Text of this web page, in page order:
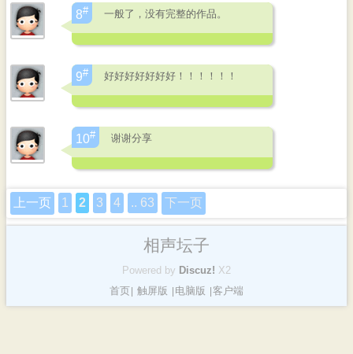
8# 一般了，没有完整的作品。
9# 好好好好好好好！！！！！！
10# 谢谢分享
上一页 1 2 3 4 .. 63 下一页
相声坛子
Powered by Discuz! X2
首页 触屏版 电脑版 客户端